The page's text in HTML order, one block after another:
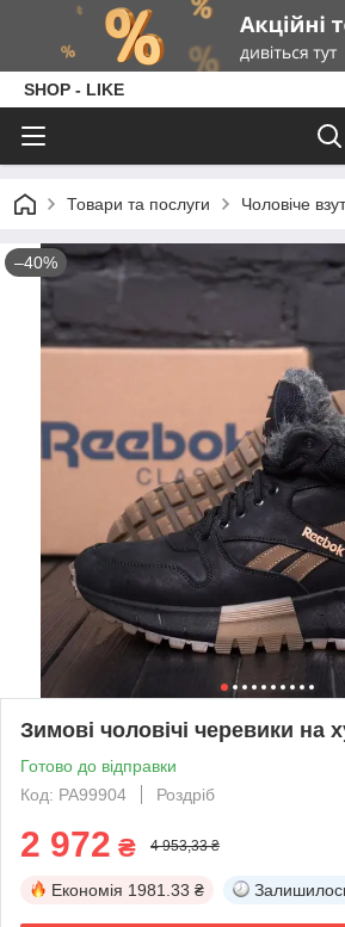
SHOP - LIKE
Товари та послуги Чоловіче
–40%
Зимові чоловічі черевики на
Готово до відправки
Код: PA99904
Роздріб
2 972 ₴ 4 953,33 ₴
Економія 1981.33 ₴